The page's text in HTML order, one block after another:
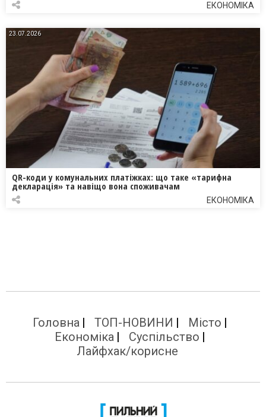
ЕКОНОМІКА
23.07.2026
QR-коди у комунальних платіжках: що таке «тарифна
декларація» та навіщо вона споживачам
ЕКОНОМІКА
Головна ТОП-НОВИНИ
Місто
Економіка
Суспільство
Лайфхак/корисне